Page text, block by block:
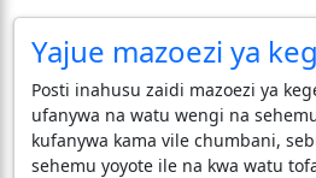
Yajue mazoezi ya
Posti inahusu zaidi mazoezi ya
ufanywa na watu wengi na
kufanywa kama vile chumbani,
sehemu yoyote ile na kwa watu